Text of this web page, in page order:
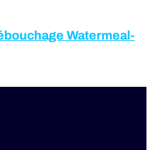
Watermeal-